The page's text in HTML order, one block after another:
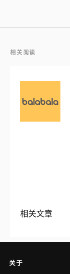
相关阅读
相关文章
关于